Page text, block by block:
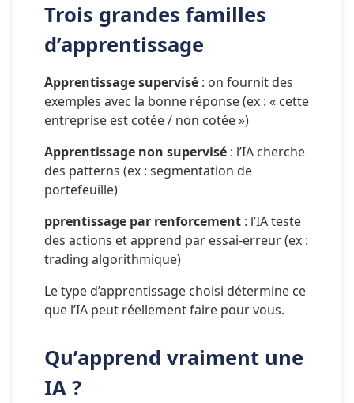
Trois grandes familles
d’apprentissage
Apprentissage supervisé : on fournit des
exemples avec la bonne réponse (ex : « cette
entreprise est cotée / non cotée »)
Apprentissage non supervisé : l’IA cherche
des patterns (ex : segmentation de
portefeuille)
pprentissage par renforcement : l’IA teste
des actions et apprend par essai-erreur (ex :
trading algorithmique)
Le type d’apprentissage choisi détermine ce
que l’IA peut réellement faire pour vous.
Qu’apprend vraiment une
IA ?